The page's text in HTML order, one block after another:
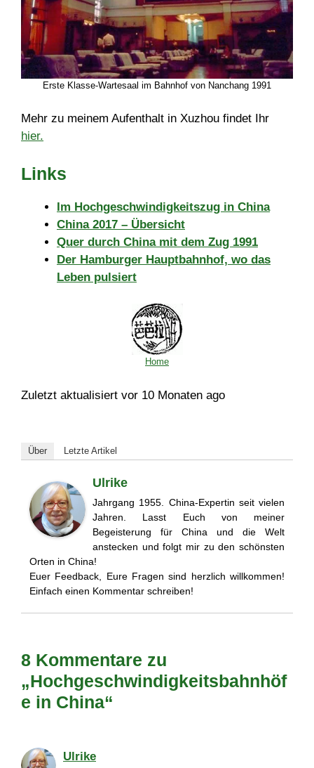
Erste Klasse-Wartesaal im Bahnhof von Nanchang 1991
Mehr zu meinem Aufenthalt in Xuzhou findet Ihr
hier.
Links
Im Hochgeschwindigkeitszug in China
China 2017 – Übersicht
Quer durch China mit dem Zug 1991
Der Hamburger Hauptbahnhof, wo das
Leben pulsiert
Home
Zuletzt aktualisiert vor 10 Monaten ago
Über Letzte Artikel
Ulrike
Jahrgang 1955. China-Expertin seit vielen
Jahren. Lasst Euch von meiner
Begeisterung für China und die Welt
anstecken und folgt mir zu den schönsten
Orten in China!
Euer Feedback, Eure Fragen sind herzlich willkommen!
Einfach einen Kommentar schreiben!
8 Kommentare zu
„Hochgeschwindigkeitsbahnhöf
e in China“
Ulrike